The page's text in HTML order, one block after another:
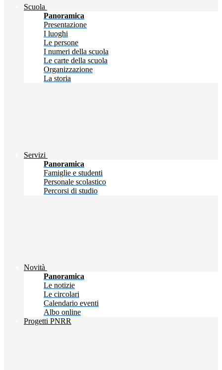
Scuola
Panoramica
Presentazione
I luoghi
Le persone
I numeri della scuola
Le carte della scuola
Organizzazione
La storia
Servizi
Panoramica
Famiglie e studenti
Personale scolastico
Percorsi di studio
Novità
Panoramica
Le notizie
Le circolari
Calendario eventi
Albo online
Progetti PNRR